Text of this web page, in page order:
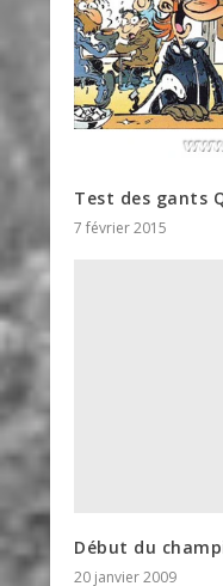
Test des gants
7 février 2015
Début du
20 janvier 2009